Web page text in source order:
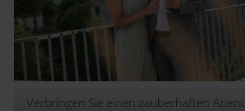
Verbringen Sie einen zauberhaften